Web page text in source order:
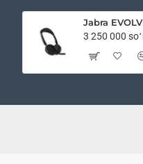
3 250 000